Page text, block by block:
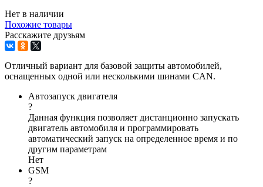
Нет в наличии
Похожие товары
Расскажите друзьям
Отличный вариант для базовой защиты автомобилей,
оснащенных одной или несколькими шинами CAN.
Автозапуск двигателя
?
Данная функция позволяет дистанционно запускать
двигатель автомобиля и программировать
автоматический запуск на определенное время и по
другим параметрам
Нет
GSM
?